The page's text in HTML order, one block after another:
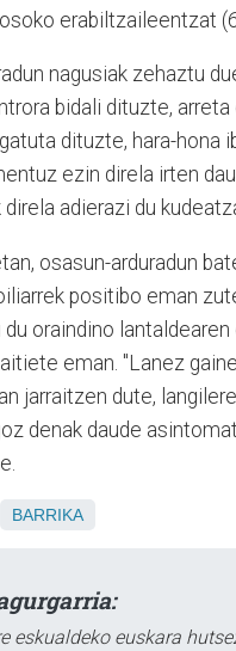
erabiltzaileentzat
nagusiak zehaztu
bidali dituzte,
dituzte, hara-hona
ezin direla irten
adierazi du
osasun-arduradun
positibo eman
du oraindino
eman. "Lanez
jarraitzen dute,
denak daude
BARRIKA
eskualdeko euskara